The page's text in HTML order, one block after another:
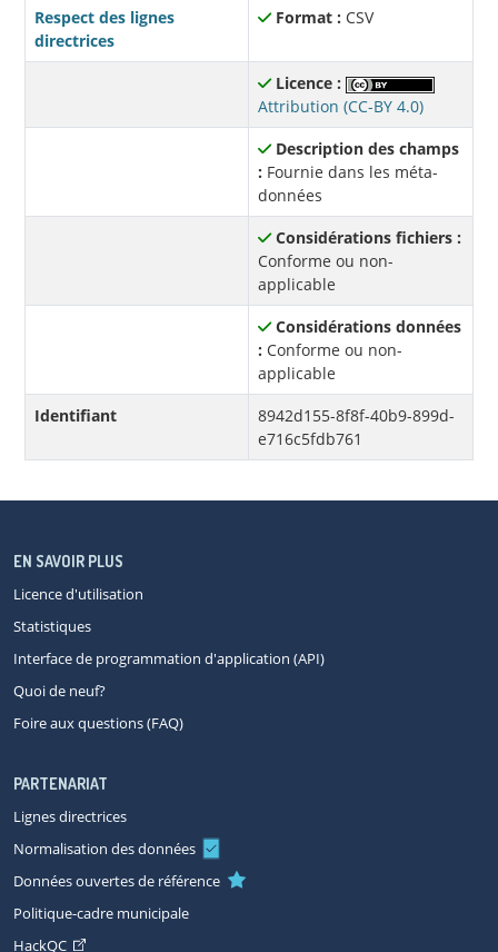
Respect des lignes
directrices
Format : CSV
Licence :
Attribution (CC-BY 4.0)
Description des champs
: Fournie dans les méta-
données
Considérations fichiers :
Conforme ou non-
applicable
Considérations données
: Conforme ou non-
applicable
Identifiant
8942d155-8f8f-40b9-899d-
e716c5fdb761
EN SAVOIR PLUS
Licence d'utilisation
Statistiques
Interface de programmation d'application (API)
Quoi de neuf?
Foire aux questions (FAQ)
PARTENARIAT
Lignes directrices
Normalisation des données
Données ouvertes de référence
Politique-cadre municipale
HackQC